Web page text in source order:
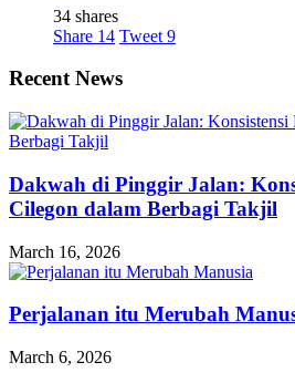
34 shares
Share 14 Tweet 9
Recent News
Dakwah di Pinggir Jalan:
Cilegon dalam Berbagi Takjil
March 16, 2026
Perjalanan itu Merubah
March 6, 2026